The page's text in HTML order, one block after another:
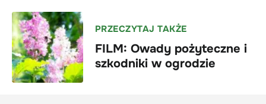
PRZECZYTAJ TAKŻE
FILM: Owady pożyteczne i
szkodniki w ogrodzie